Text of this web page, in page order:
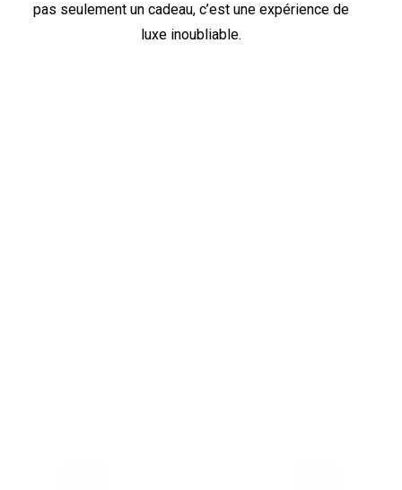
pas seulement un cadeau, c’est une expérience de
luxe inoubliable.